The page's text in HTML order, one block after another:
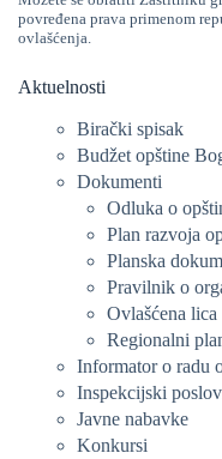
povređena prava primenom
ovlašćenja.
Aktuelnosti
Birački spisak
Budžet opštine
Dokumenti
Odluka o
Plan razvoja
Planska
Pravilnik o
Ovlašćena lica
Regionalni
Informator o radu
Inspekcijski
Javne nabavke
Konkursi